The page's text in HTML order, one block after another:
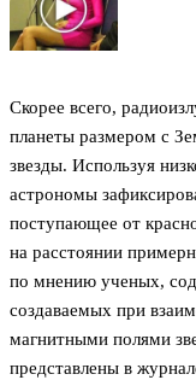
Скорее всего,
планеты размером с
звезды. Используя
астрономы
поступающее от
на расстоянии
по мнению ученых,
создаваемых при
магнитными полями
представлены в